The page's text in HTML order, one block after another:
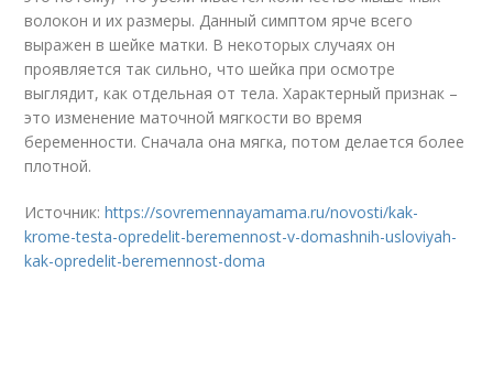
волокон и их размеры. Данный симптом ярче всего
выражен в шейке матки. В некоторых случаях он
проявляется так сильно, что шейка при осмотре
выглядит, как отдельная от тела. Характерный признак –
это изменение маточной мягкости во время
беременности. Сначала она мягка, потом делается более
плотной.
Источник:https://sovremennayamama.ru/novosti/kak-
krome-testa-opredelit-beremennost-v-domashnih-usloviyah-
kak-opredelit-beremennost-doma